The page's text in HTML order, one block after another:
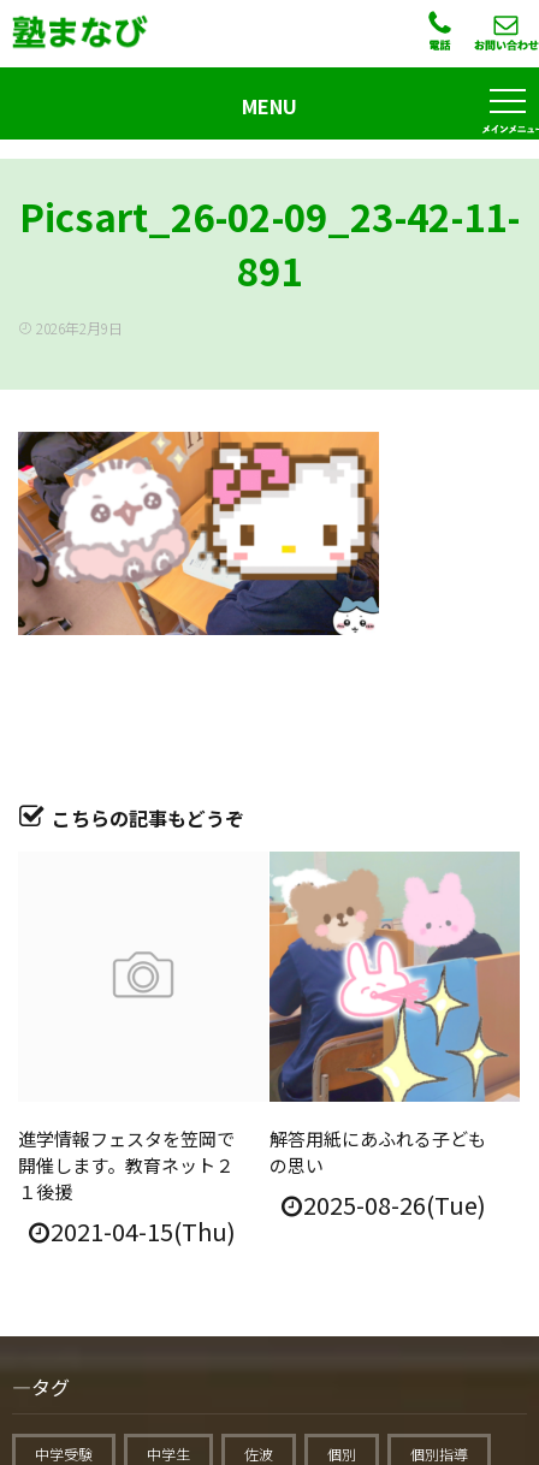
Picsart_26-02-09_23-42-11-
891
2026年2月9日
こちらの記事もどうぞ
進学情報フェスタを笠岡で
開催します。教育ネット２
１後援
2021-04-15(Thu)
解答用紙にあふれる子ども
の思い
2025-08-26(Tue)
タグ
中学受験 中学生 佐波 個別 個別指導
MENU